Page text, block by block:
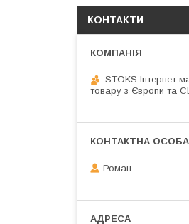
КОНТАКТИ
STOKS Інтернет
товару з Європи та
Роман